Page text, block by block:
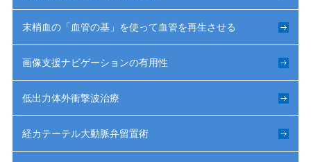
末梢血の「血管の基」を使って血管を再生させる
画像支援ナビゲーションの有用性
低出力体外衝撃波治療
経カテーテル大動脈弁留置術